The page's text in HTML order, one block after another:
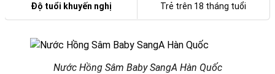
Độ tuổi khuyến nghị Trẻ trên 18 tháng tuổi
Nước Hồng Sâm Baby SangA Hàn Quốc